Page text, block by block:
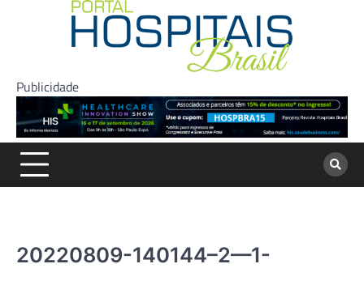
Publicidade
20220809-140144–2—1-